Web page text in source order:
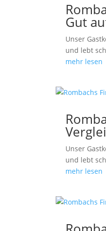
Gut
Unser
und lebt
mehr lesen
Unser
und lebt
mehr lesen